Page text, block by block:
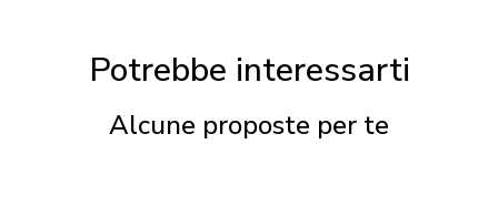
Potrebbe interessarti
Alcune proposte per te